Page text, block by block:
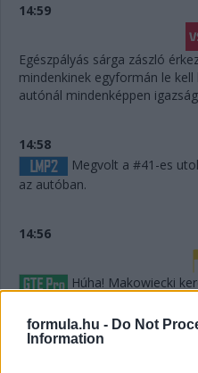
formula.hu - Do Not
Information
14:59
Egészpályás sárga zászló
mindenkinek egyformán le
autónál mindenképpen
14:58
Megvolt a #41-es
az autóban.
14:56
Húha! Makowiecki
le az autóról, aminek elment
versenyző elmondása szerint.